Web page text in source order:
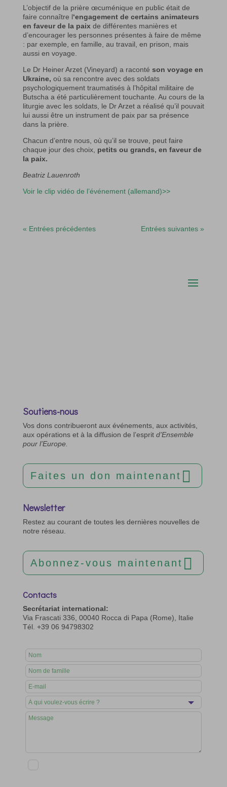
L’objectif de la prière œcuménique en public était de
faire connaître l‘engagement de certains animateurs
en faveur de la paix de différentes manières et
d’encourager les personnes présentes à faire de même
: par exemple, en famille, au travail, en prison, mais
aussi en voyage.
Le Dr Heiner Arzet (Vineyard) a raconté son voyage en
Ukraine, où sa rencontre avec des soldats
psychologiquement traumatisés à l’hôpital militaire de
Butscha a été particulièrement touchante. Au cours de la
liturgie avec les soldats, le Dr Arzet a réalisé qu’il pouvait
lui aussi être un instrument de paix par sa présence
dans la prière.
Chacun d’entre nous, où qu’il se trouve, peut faire
chaque jour des choix, petits ou grands, en faveur de
la paix.
Beatriz Lauenroth
Voir le clip vidéo de l’événement (allemand)>>
« Entrées précédentes Entrées suivantes »
Soutiens-nous
Vos dons contribueront aux événements, aux activités,
aux opérations et à la diffusion de l’esprit d’Ensemble
pour l’Europe.
Faites un don maintenant
Newsletter
Restez au courant de toutes les dernières nouvelles de
notre réseau.
Abonnez-vous maintenant
Contacts
Secrétariat international:
Via Frascati 336, 00040 Rocca di Papa (Rome), Italie
Tél. +39 06 94798302
Leave
this
field
blank